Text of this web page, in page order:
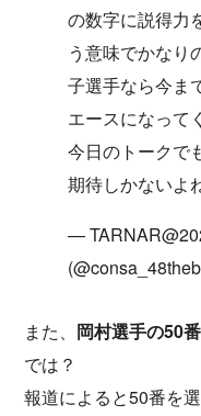
の数字に説得力
う意味でかなり
子選手なら今ま
エースになって
今日のトークで
期待しかないよ
—
また、 岡村選手の50番
では？
報道によると50番を